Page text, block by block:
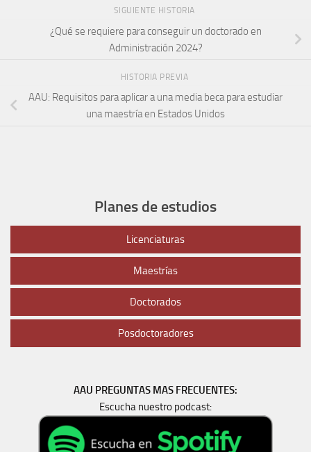
SIGUIENTE HISTORIA
¿Qué se requiere para conseguir un doctorado en
Administración 2024?
HISTORIA PREVIA
AAU: Requisitos para aplicar a una media beca para estudiar
una maestría en Estados Unidos
Planes de estudios
Licenciaturas
Maestrías
Doctorados
Posdoctoradores
AAU PREGUNTAS MAS FRECUENTES:
Escucha nuestro podcast: